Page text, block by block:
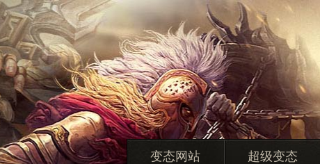
变态网站 超级变态